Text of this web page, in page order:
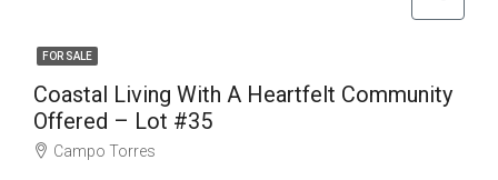
FOR SALE
Coastal Living With A Heartfelt Community
Offered – Lot #35
Campo Torres